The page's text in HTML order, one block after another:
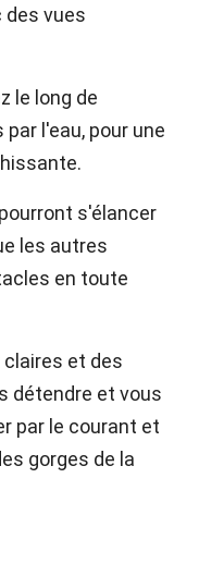
des vues
le long de
l'eau, pour une
s'élancer
les autres
en toute
claires et des
détendre et vous
par le courant et
gorges de la